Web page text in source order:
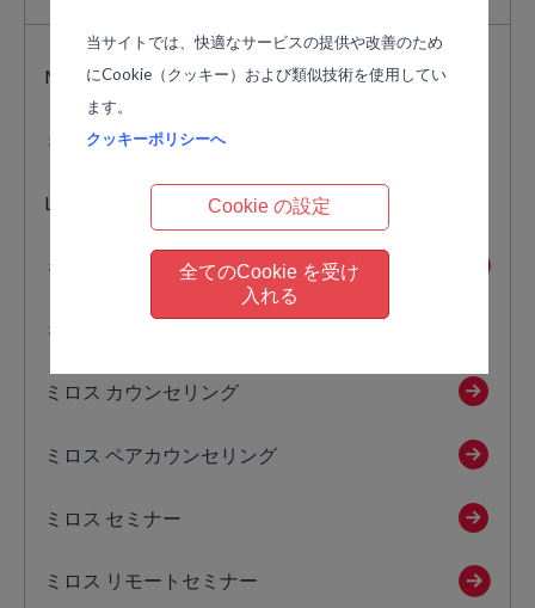
MA PRIVATE LESSON Inner Resource Consulting
ミロス 実践コース
Lifeコース
ミロス 体感講座
ミロス 集中講座
ミロス カウンセリング
ミロス ペアカウンセリング
ミロス セミナー
ミロス リモートセミナー
当サイトでは、快適なサービスの提供や改善のため
にCookie（クッキー）および類似技術を使用してい
ます。
クッキーポリシーへ
Cookie の設定
全てのCookie を受け
入れる